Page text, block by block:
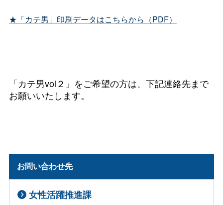
★「カテ男」印刷データはこちらから（PDF）
「カテ男vol２」をご希望の方は、下記連絡先まで
お願いいたします。
お問い合わせ先
女性活躍推進課